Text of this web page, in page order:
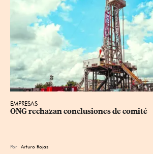
EMPRESAS
ONG rechazan conclusiones de comité
Por Arturo Rojas